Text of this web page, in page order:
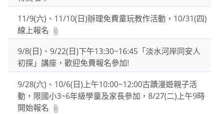
11/9(六)、11/10(日)辦理免費童玩教作活動，10/31(四)
線上報名
9/8(日)、9/22(日)下午13:30~16:45「淡水河岸同安人
初探」講座，歡迎免費報名參加!
9/28(六)、10/6(日)上午10:00~12:00古蹟漫遊親子活
動，限國小3~6年級學童及家長參加，8/27(二)上午9時
開始報名